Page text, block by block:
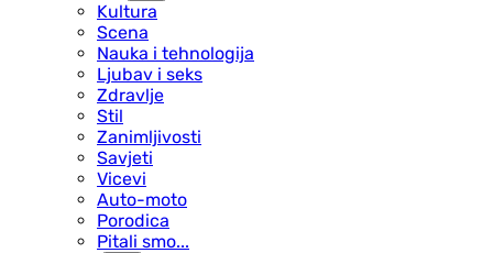
Kultura
Scena
Nauka i tehnologija
Ljubav i seks
Zdravlje
Stil
Zanimljivosti
Savjeti
Vicevi
Auto-moto
Porodica
Pitali smo...